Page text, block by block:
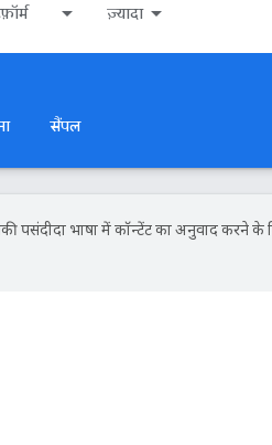
ज़्यादा
सैंपल
पसंदीदा भाषा में कॉन्टेंट का अनुवाद करने